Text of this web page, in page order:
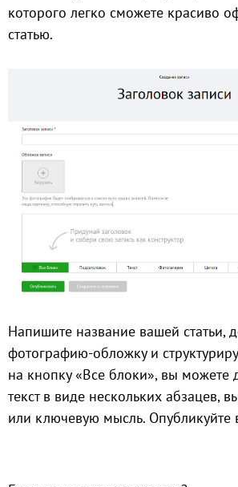
которого легко сможете красиво
статью.
Напишите название вашей статьи,
фотографию-обложку и
на кнопку «Все блоки», вы можете
текст в виде нескольких абзацев,
или ключевую мысль. Опубликуйте